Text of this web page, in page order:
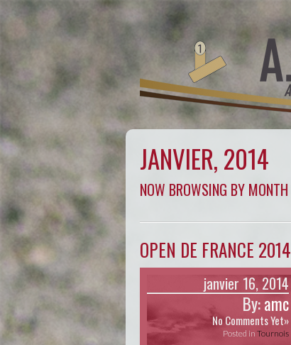
JANVIER, 2014
NOW BROWSING BY MONTH
OPEN DE FRANCE 2014
janvier 16, 2014
By:amc
No Comments Yet»
Posted in Tournois